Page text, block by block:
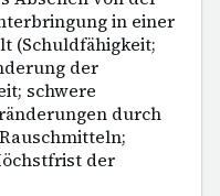
in einer
(Schuldfähigkeit;
der
schwere
durch
der